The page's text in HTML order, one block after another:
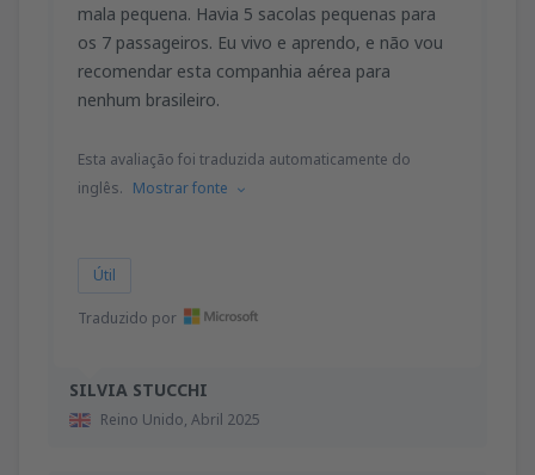
SILVIA STUCCHI
Reino Unido, Abril 2025
mala pequena. Havia 5 sacolas pequenas para
os 7 passageiros. Eu vivo e aprendo, e não vou
recomendar esta companhia aérea para
nenhum brasileiro.
Esta avaliação foi traduzida automaticamente do
inglês. Mostrar fonte
Útil
Traduzido por